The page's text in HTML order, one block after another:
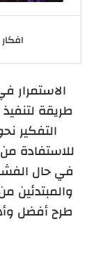
الاستمرار
طريقة
التفكير
للاستفادة
في حال
والمبتدئين
طرح أفضل